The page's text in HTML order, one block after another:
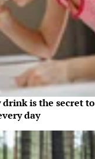
is the secret to
day